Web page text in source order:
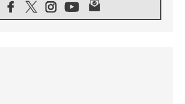
الكنيسة في الأوروغواي: زيارة البابا ستعزز